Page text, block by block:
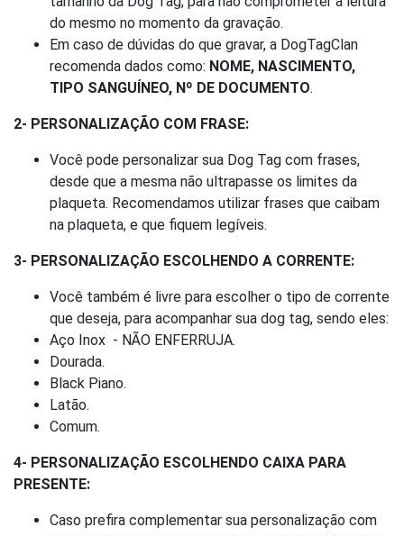
do mesmo no momento da gravação.
Em caso de dúvidas do que gravar, a DogTagClan
recomenda dados como: NOME, NASCIMENTO,
TIPO SANGUÍNEO, Nº DE DOCUMENTO.
2- PERSONALIZAÇÃO COM FRASE:
Você pode personalizar sua Dog Tag com frases,
desde que a mesma não ultrapasse os limites da
plaqueta. Recomendamos utilizar frases que caibam
na plaqueta, e que fiquem legíveis.
3- PERSONALIZAÇÃO ESCOLHENDO A CORRENTE:
Você também é livre para escolher o tipo de corrente
que deseja, para acompanhar sua dog tag, sendo eles:
Aço Inox - NÃO ENFERRUJA.
Dourada.
Black Piano.
Latão.
Comum.
4- PERSONALIZAÇÃO ESCOLHENDO CAIXA PARA
PRESENTE:
Caso prefira complementar sua personalização com